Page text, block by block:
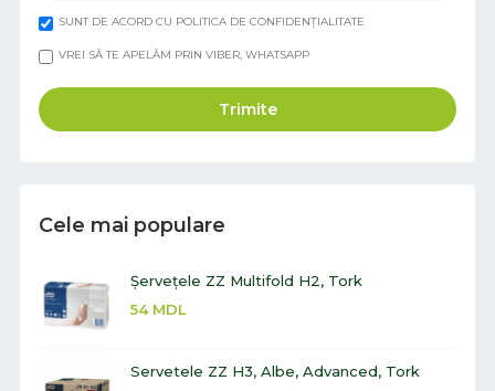
SUNT DE ACORD CU POLITICA DE CONFIDENȚIALITATE
VREI SĂ TE APELĂM PRIN VIBER, WHATSAPP
Trimite
Cele mai populare
Șervețele ZZ Multifold H2, Tork
54 MDL
Servetele ZZ H3, Albe, Advanced, Tork